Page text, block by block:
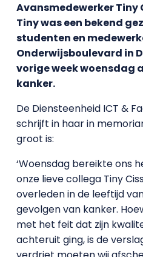
Avansmedewerker Tiny
Tiny was een bekend
studenten en
Onderwijsboulevard in
vorige week woensdag
kanker.
De Diensteenheid ICT &
schrijft in haar in
groot is:
‘Woensdag bereikte ons
onze lieve collega Tiny
overleden in de leeftijd
gevolgen van kanker.
met het feit dat zijn
achteruit ging, is de